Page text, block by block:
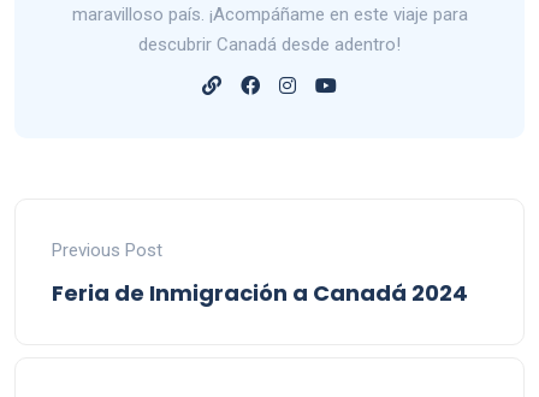
maravilloso país. ¡Acompáñame en este viaje para
descubrir Canadá desde adentro!
Previous Post
Feria de Inmigración a Canadá 2024